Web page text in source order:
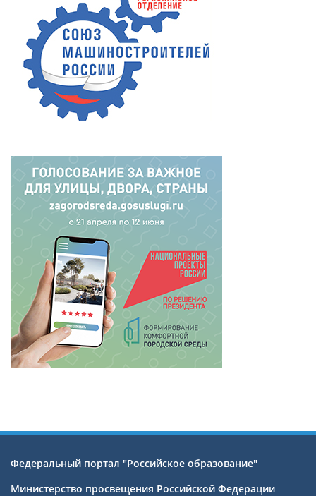
Федеральный портал "Российское образование"
Министерство просвещения Российской Федерации